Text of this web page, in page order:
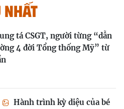
nhất
tá CSGT, người từng “dẫn
4 đời Tổng thống Mỹ” từ
Hành trình kỳ diệu của bé